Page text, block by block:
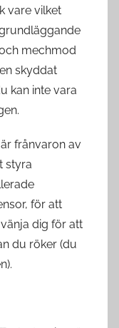
vare vilket
mechmod
skyddat
kan inte vara
frånvaron av
styra
för att
dig för att
du röker (du